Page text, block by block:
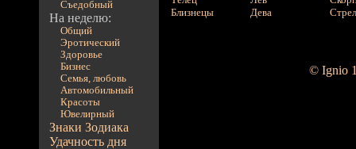
Съедобный
На неделю:
Общий
Эротический
Здоровье
Бизнес
Семья, любовь
Автомобильный
Красоты
Ювелирный
Знаки Зодиака
Удачность дня
Близнецы
Дева
© Ignio